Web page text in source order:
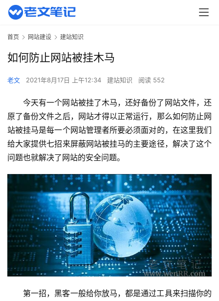
首页 网站建设 建站知识
如何防止网站被挂木马
老文 2021年8月17日 上午12:34 建站知识 阅读 552
今天有一个网站被挂了木马，还好备份了网站文件，还
原了备份文件之后，网站才得以正常运行，那么如何防止网
站被挂马是每一个网站管理者所要必须面对的，在这里我们
给大家提供七招来屏蔽网站被挂马的主要途径，解决了这个
问题也就解决了网站的安全问题。
第一招，黑客一般给你放马，都是通过工具来扫描你的